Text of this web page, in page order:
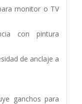
monitor o TV
con pintura
de anclaje a
ganchos para